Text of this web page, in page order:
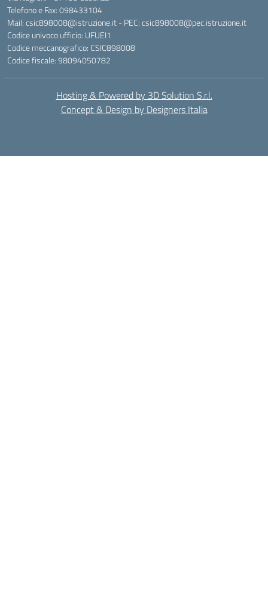
Telefono e Fax: 098433104
Mail: csic898008@istruzione.it - PEC: csic898008@pec.istruzione.it
Codice univoco ufficio: UFUEI1
Codice meccanografico: CSIC898008
Codice fiscale: 98094050782
Hosting & Powered by 3D Solution S.r.l.
Concept & Design by Designers Italia